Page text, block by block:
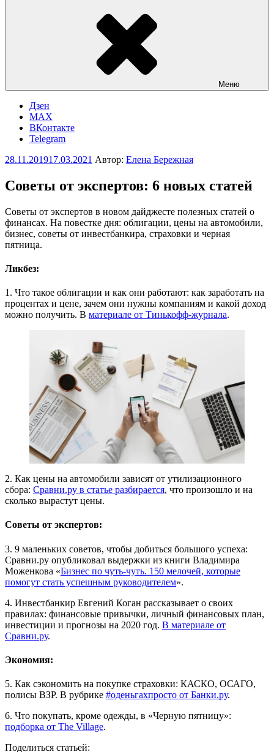
Меню
Дзен
MAX
ВКонтакте
Telegram
Опубликовано
28.11.201917.03.2021 Автор: Елена Бережная
Советы от экспертов: 6 новых статей
Советы от экспертов в новом дайджесте полезных статей о
финансах. На повестке дня: облигации, цены на автомобили,
бизнес, советы от инвестбанкира, страховки и черная
пятница.
Ликбез:
1. Что такое облигации и как они работают: как заработать на
процентах и цене, зачем они нужны компаниям и какой доход
можно получить. В материале от Тинькофф-журнала.
2. Как цены на автомобили зависят от утилизационного
сбора: Сравни.ру в статье разбирается, что произошло и на
сколько вырастут цены.
Советы от экспертов:
3. 9 маленьких советов, чтобы добиться большого успеха:
Сравни.ру опубликовал выдержки из книги Владимира
Моженкова «Бизнес по чуть-чуть. 150 мелочей, которые
помогут стать успешным руководителем».
4. Инвестбанкир Евгений Коган рассказывает о своих
правилах: финансовые привычки, личный финансовых план,
инвестиции и прогнозы на 2020 год. В материале от
Сравни.ру.
Экономия:
5. Как сэкономить на покупке страховки: КАСКО, ОСАГО,
полисы ВЗР. В рубрике #оденьгахпросто от Банки.ру.
6. Что покупать, кроме одежды, в «Черную пятницу»:
подборка от The Village.
Поделиться статьей: